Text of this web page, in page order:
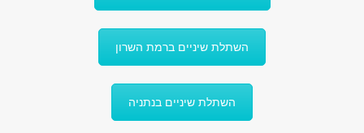
השתלת שיניים ברמת השרון
השתלת שיניים בנתניה